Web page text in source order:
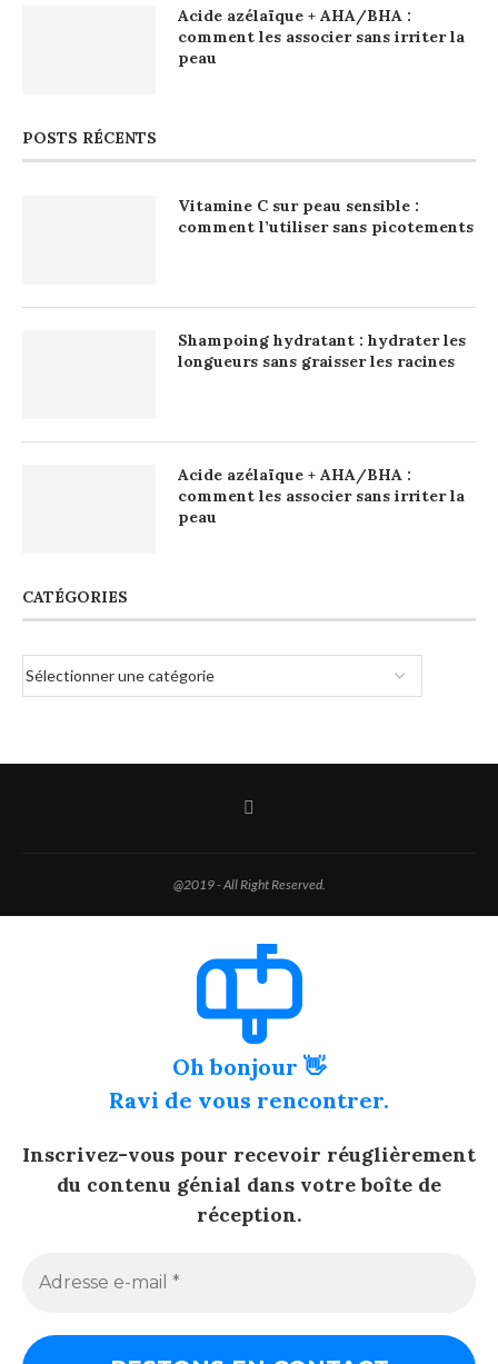
Acide azélaïque + AHA/BHA :
comment les associer sans irriter la
peau
POSTS RÉCENTS
Vitamine C sur peau sensible :
comment l’utiliser sans picotements
Shampoing hydratant : hydrater les
longueurs sans graisser les racines
Acide azélaïque + AHA/BHA :
comment les associer sans irriter la
peau
CATÉGORIES
@2019 - All Right Reserved.
Oh bonjour 👋
Ravi de vous rencontrer.
Inscrivez-vous pour recevoir réuglièrement
du contenu génial dans votre boîte de
réception.